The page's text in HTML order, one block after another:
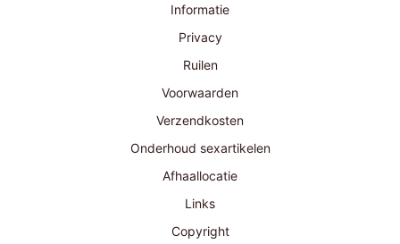
Informatie
Privacy
Ruilen
Voorwaarden
Verzendkosten
Onderhoud sexartikelen
Afhaallocatie
Links
Copyright